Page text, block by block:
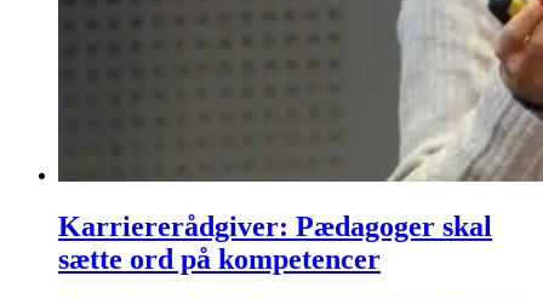
Karriererådgiver: Pædagoger skal
sætte ord på kompetencer